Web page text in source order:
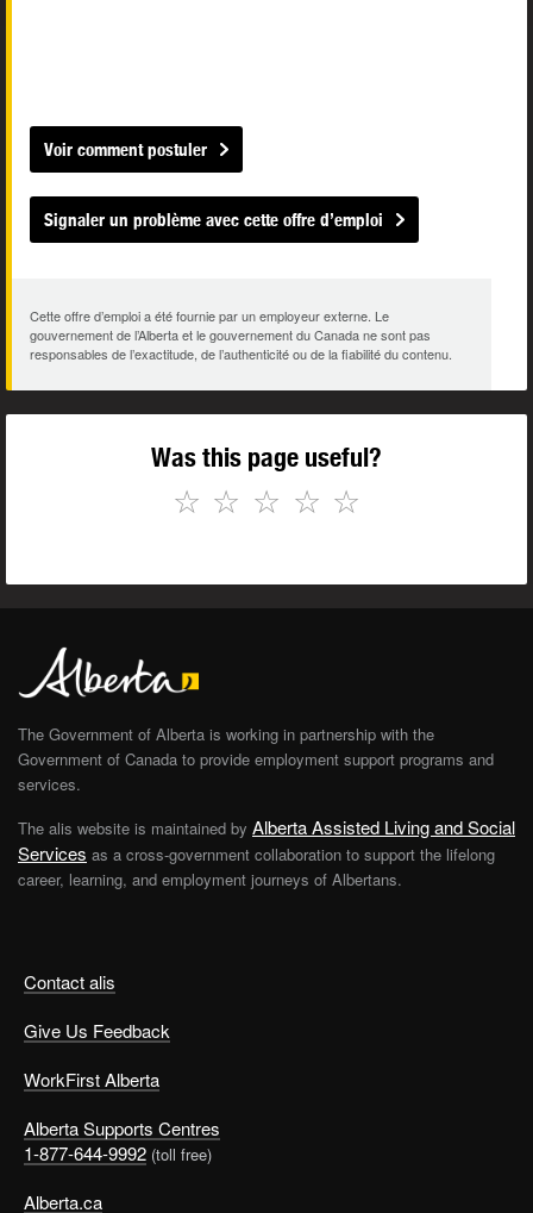
Voir comment postuler
Signaler un problème avec cette offre d’emploi
Cette offre d’emploi a été fournie par un employeur externe. Le
gouvernement de l’Alberta et le gouvernement du Canada ne sont pas
responsables de l’exactitude, de l’authenticité ou de la fiabilité du contenu.
Was this page useful?
☆
☆
☆
☆
☆
Contact alis
Give Us Feedback
WorkFirst Alberta
Alberta Supports Centres
1-877-644-9992 (toll free)
Alberta.ca
The Government of Alberta is working in partnership with the
Government of Canada to provide employment support programs and
services.
The alis website is maintained by Alberta Assisted Living and Social
Services as a cross-government collaboration to support the lifelong
career, learning, and employment journeys of Albertans.